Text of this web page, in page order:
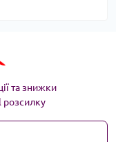
та знижки
розсилку